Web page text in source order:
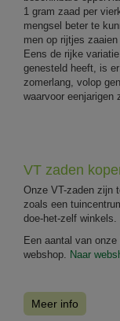
1 gram zaad per
mengsel beter te
men op rijtjes
Eens de rijke
genesteld heeft, is
zomerlang, volop
waarvoor eenjarigen
VT zaden
Onze VT-zaden zijn
zoals een
doe-het-zelf winkels.
Een aantal van
webshop. Naar
Meer info